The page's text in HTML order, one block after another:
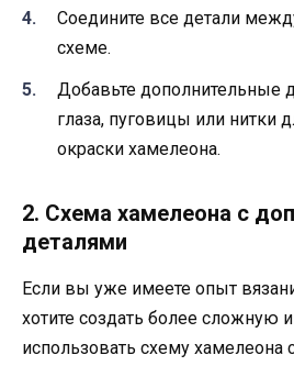
Соедините все детали
схеме.
Добавьте дополнительные
глаза, пуговицы или нитки
окраски хамелеона.
2. Схема хамелеона с
деталями
Если вы уже имеете опыт
хотите создать более сложную
использовать схему